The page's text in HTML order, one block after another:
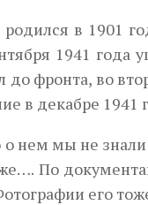
в 1901
1941 года
до фронта, во
в декабре 1941
нем мы не знали
По
его